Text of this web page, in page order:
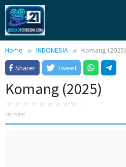
Skip
content
Home INDONESIA
Komang (2025)
Sharer
Tweet
Komang (2025)
No votes